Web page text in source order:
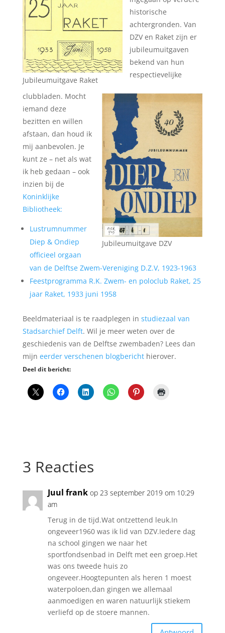
Jubileumuitgave Raket
Jubileumuitgave DZV
historische
achtergronden. Van
DZV en Raket zijn er
jubileumuitgaven
bekend van hun
respectievelijke
clubbladen. Mocht
iemand deze
bezitten en willen
afstaan, dan houd ik
mij aanbevolen. Je
kunt ze – net als wat
ik heb gedaan – ook
inzien bij de
Koninklijke
Bibliotheek:
Lustrumnummer
Diep & Ondiep
officieel orgaan
van de Delftse Zwem-Vereniging D.Z.V, 1923-1963
Feestprogramma R.K. Zwem- en poloclub Raket, 25
jaar Raket, 1933 juni 1958
Beeldmateriaal is te raadplegen in studiezaal van
Stadsarchief Delft. Wil je meer weten over de
geschiedenis van de Delftse zwembaden? Lees dan
mijn eerder verschenen blogberichthierover.
Deel dit bericht:
3 Reacties
Juul frank op 23 september 2019 om 10:29
am
Terug in de tijd.Wat ontzettend leuk.In
ongeveer1960 was ik lid van DZV.Iedere dag
na school gingen we naar het
sportfondsenbad in Delft met een groep.Het
was ons tweede huis zo
ongeveer.Hoogtepunten als heren 1 moest
waterpoloen,dan gingen we allemaal
aanmoedigen en waren natuurlijk stiekem
verliefd op de stoere mannen.